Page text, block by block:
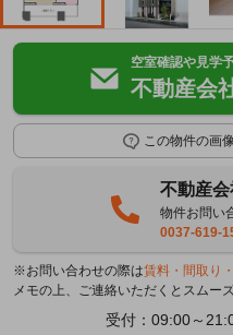
空室確認や見学
不動産会
この物件の画
不動産
物件お問い
0037-619-
※お問い合わせの際は賃料・間取り
メモの上、ご連絡いただくとスムーズ
受付：09:00～